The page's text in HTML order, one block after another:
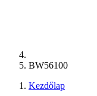
BW56100
Kezdőlap